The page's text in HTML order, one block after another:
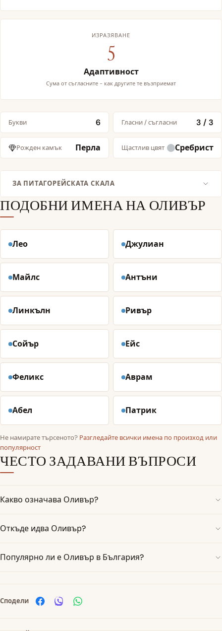
ИЗРАЗЯВАНЕ
5
Адаптивност
Сума от съгласните - как другите те възприемат
Букви 6 Гласни / съгласни 3 / 3
Рожден камък Перла Щастлив цвят Сребрист
ЗА ПИТАГОРЕЙСКАТА СКАЛА
ПОДОБНИ ИМЕНА НА ОЛИВЪР
Лео Джулиан
Майлс Антъни
Линкълн Ривър
Сойър Ейс
Феликс Аврам
Абел Патрик
Не намирате търсеното? Разгледайте всички имена по произход или
популярност
ЧЕСТО ЗАДАВАНИ ВЪПРОСИ
Какво означава Оливър?
Откъде идва Оливър?
Популярно ли е Оливър в България?
Сподели